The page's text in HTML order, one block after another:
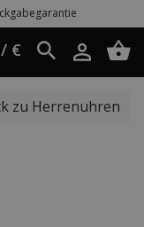
€
zu Herrenuhren